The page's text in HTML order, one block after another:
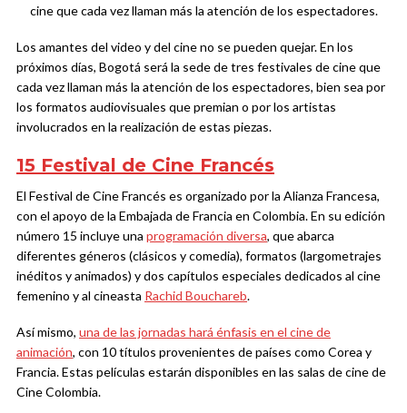
cine que cada vez llaman más la atención de los espectadores.
Los amantes del video y del cine no se pueden quejar. En los
próximos días, Bogotá será la sede de tres festivales de cine que
cada vez llaman más la atención de los espectadores, bien sea por
los formatos audiovisuales que premian o por los artistas
involucrados en la realización de estas piezas.
15 Festival de Cine Francés
El Festival de Cine Francés es organizado por la Alianza Francesa,
con el apoyo de la Embajada de Francia en Colombia. En su edición
número 15 incluye una programación diversa, que abarca
diferentes géneros (clásicos y comedia), formatos (largometrajes
inéditos y animados) y dos capítulos especiales dedicados al cine
femenino y al cineasta Rachid Bouchareb.
Así mismo, una de las jornadas hará énfasis en el cine de
animación, con 10 títulos provenientes de países como Corea y
Francia. Estas películas estarán disponibles en las salas de cine de
Cine Colombia.